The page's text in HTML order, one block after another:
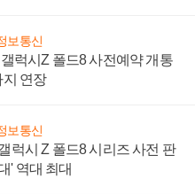
보통신
럭시Z 폴드8 사전예약 개통
연장
보통신
럭시 Z 폴드8 시리즈 사전 판
' 역대 최대